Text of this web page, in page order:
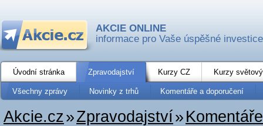
AKCIE ONLINE
informace pro Vaše úspěšné investice
Úvodní stránka Zpravodajství Kurzy CZ Kurzy
Všechny zprávy Novinky z trhů Komentáře a doporučení
Akcie.cz»Zpravodajství»